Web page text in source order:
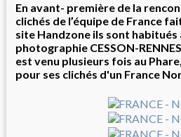
En avant- première de la
clichés de l’équipe de France
site Handzone ils sont habitués
photographie CESSON-
est venu plusieurs fois au
pour ses clichés d'un France